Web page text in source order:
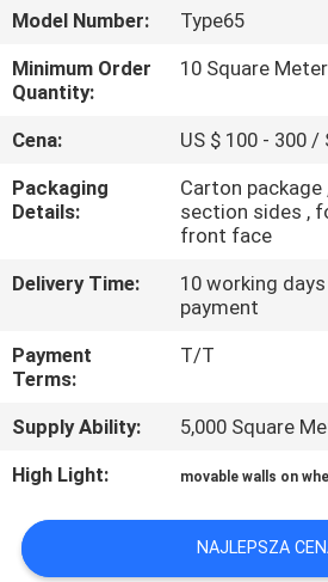
O
NAS
WYCIECZKA
PO
FABRYCE
KONTROLA
JAKOŚCI
SKONTAKTUJ
Z
NAMI
Model Number:
Type65
Minimum Order
Quantity:
10 Square
Cena:
US $ 100 - 300
Packaging
Details:
Carton
section sides ,
front face
Delivery Time:
10 working
payment
Payment
Terms:
T/T
Supply Ability:
5,000 Square
High Light:
movable walls on
NAJLEPSZA